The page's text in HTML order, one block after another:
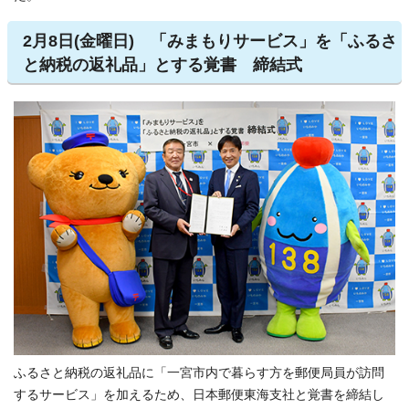
2月8日(金曜日) 「みまもりサービス」を「ふるさ
と納税の返礼品」とする覚書 締結式
ふるさと納税の返礼品に「一宮市内で暮らす方を郵便局員が訪問
するサービス」を加えるため、日本郵便東海支社と覚書を締結し